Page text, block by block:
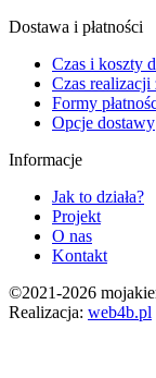
Dostawa i płatności
Czas i koszty
Czas realizacji
Formy
Opcje dostawy
Informacje
Jak to działa?
Projekt
O nas
Kontakt
©2021-2026
Realizacja: web4b.pl